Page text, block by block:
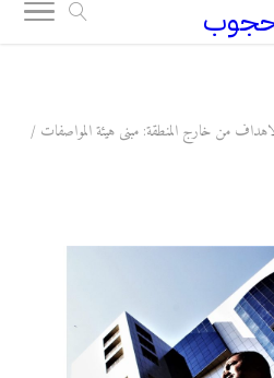
من خارج المنطقة: مبنى هيئة المواصفات /